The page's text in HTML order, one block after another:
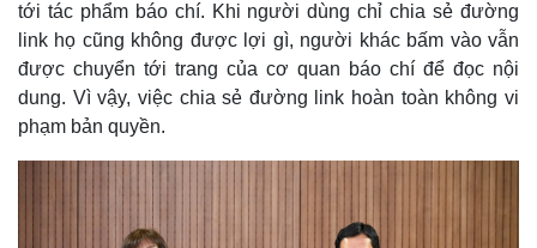
tới tác phẩm báo chí. Khi người dùng chỉ chia sẻ đường
link họ cũng không được lợi gì, người khác bấm vào vẫn
được chuyển tới trang của cơ quan báo chí để đọc nội
dung. Vì vậy, việc chia sẻ đường link hoàn toàn không vi
phạm bản quyền.